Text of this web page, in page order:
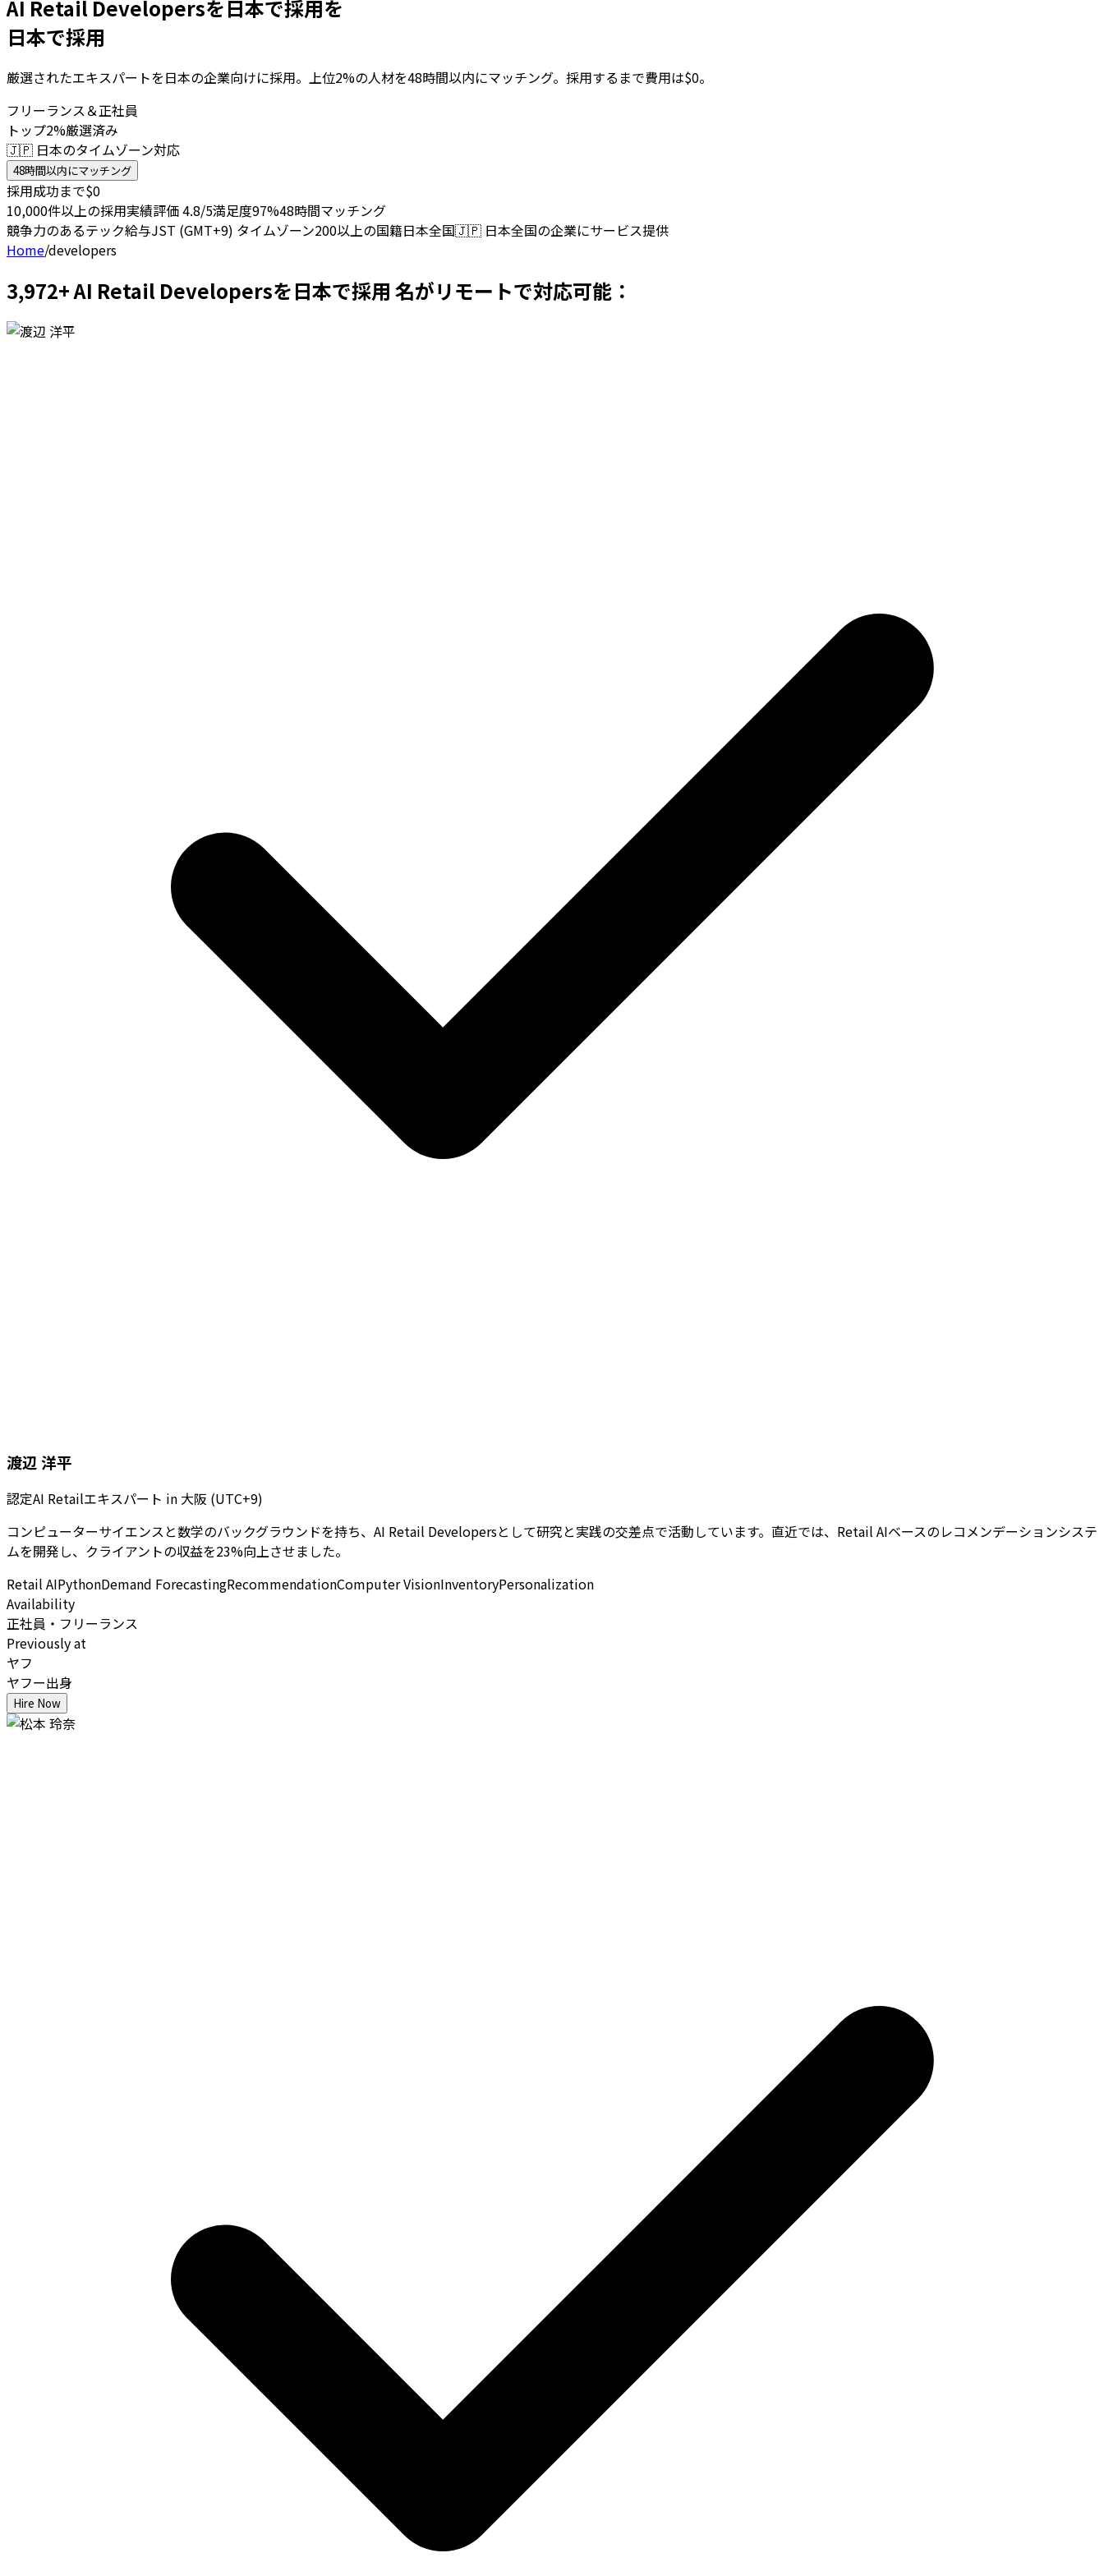
AI Retail Developersを日本で採用を
日本で採用
厳選されたエキスパートを日本の企業向けに採用。上位2%の人材を48時間以内にマッチング。採用するまで費用は$0。
フリーランス＆正社員
トップ2%厳選済み
🇯🇵 日本のタイムゾーン対応
48時間以内にマッチング
採用成功まで$0
10,000件以上の採用実績評価 4.8/5満足度97%48時間マッチング
競争力のあるテック給与JST (GMT+9) タイムゾーン200以上の国籍日本全国🇯🇵 日本全国の企業にサービス提供
Home/developers
3,972+ AI Retail Developersを日本で採用 名がリモートで対応可能：
渡辺 洋平
認定AI Retailエキスパート in 大阪 (UTC+9)
コンピューターサイエンスと数学のバックグラウンドを持ち、AI Retail Developersとして研究と実践の交差点で活動しています。直近では、Retail AIベースのレコメンデーションシステ
ムを開発し、クライアントの収益を23%向上させました。
Retail AIPythonDemand ForecastingRecommendationComputer VisionInventoryPersonalization
Availability
正社員・フリーランス
Previously at
ヤフ
ヤフー出身
Hire Now